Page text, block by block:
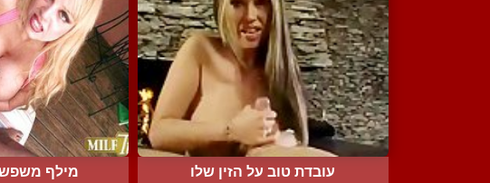
עובדת טוב על הזין שלו מילף